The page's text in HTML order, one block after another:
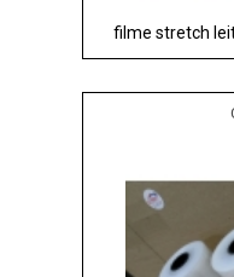
filme stretch